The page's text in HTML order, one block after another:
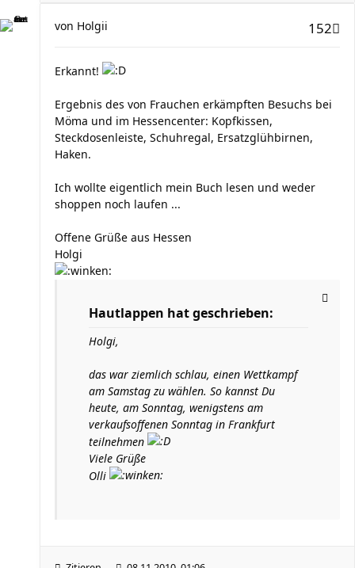
152
von Holgii
Erkannt!
Ergebnis des von Frauchen erkämpften Besuchs bei
Möma und im Hessencenter: Kopfkissen,
Steckdosenleiste, Schuhregal, Ersatzglühbirnen,
Haken.
Ich wollte eigentlich mein Buch lesen und weder
shoppen noch laufen ...
Offene Grüße aus Hessen
Holgi
Hautlappen hat geschrieben:
Holgi,
das war ziemlich schlau, einen Wettkampf
am Samstag zu wählen. So kannst Du
heute, am Sonntag, wenigstens am
verkaufsoffenen Sonntag in Frankfurt
teilnehmen
Viele Grüße
Olli